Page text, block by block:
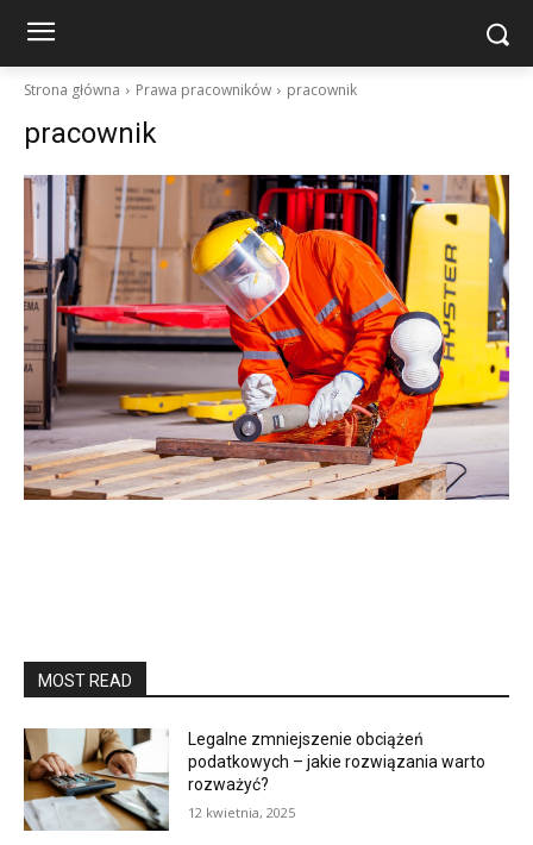
Strona główna Prawa pracowników pracownik
pracownik
MOST READ
Legalne zmniejszenie obciążeń
podatkowych – jakie rozwiązania warto
rozważyć?
12 kwietnia, 2025